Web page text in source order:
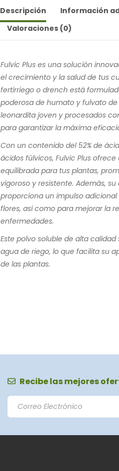
Descripción
Información
Valoraciones (0)
Fulvic Plus es una solución
el crecimiento y la salud de tus
fertirriego o drench está
poderosa de humato y fulvato
leonardita joven y procesados
para garantizar la máxima
Con un contenido del 52% de
ácidos fúlvicos, Fulvic Plus
equilibrada para tus plantas,
vigoroso y resistente. Además,
proporciona un impulso
flores, así como para mejorar la
enfermedades.
Este polvo soluble de alta
agua de riego, lo que facilita su
de las plantas.
Recibe las mejores